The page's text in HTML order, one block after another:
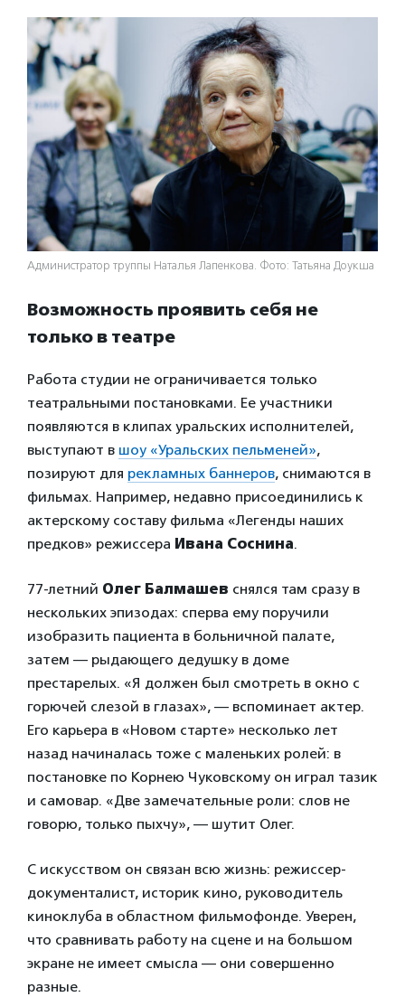
Администратор труппы Наталья Лапенкова. Фото: Татьяна Доукша
Возможность проявить себя не
только в театре
Работа студии не ограничивается только
театральными постановками. Ее участники
появляются в клипах уральских исполнителей,
выступают в шоу «Уральских пельменей»,
позируют для рекламных баннеров, снимаются в
фильмах. Например, недавно присоединились к
актерскому составу фильма «Легенды наших
предков» режиссера Ивана Соснина.
77-летний Олег Балмашев снялся там сразу в
нескольких эпизодах: сперва ему поручили
изобразить пациента в больничной палате,
затем — рыдающего дедушку в доме
престарелых. «Я должен был смотреть в окно с
горючей слезой в глазах», — вспоминает актер.
Его карьера в «Новом старте» несколько лет
назад начиналась тоже с маленьких ролей: в
постановке по Корнею Чуковскому он играл тазик
и самовар. «Две замечательные роли: слов не
говорю, только пыхчу», — шутит Олег.
С искусством он связан всю жизнь: режиссер-
документалист, историк кино, руководитель
киноклуба в областном фильмофонде. Уверен,
что сравнивать работу на сцене и на большом
экране не имеет смысла — они совершенно
разные.